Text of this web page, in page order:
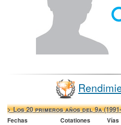
> Los 20 primeros años del 9a
Fechas Cotationes Vías